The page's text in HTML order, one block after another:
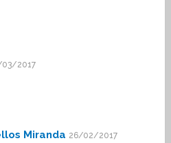
2017
Miranda 26/02/2017